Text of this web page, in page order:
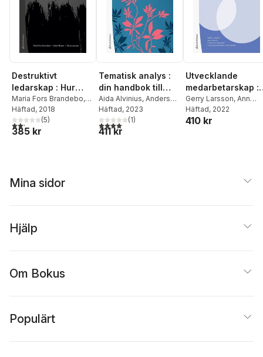
Destruktivt
ledarskap : Hur
uppkommer det?
Vilka effekter får
det? Vad kan man
göra åt det?
Maria Fors Brandebo,
Sofia Nilsson
Larsson
Häftad, 2018
2,2utav 5 stjärnor. Totalt antal röster:
(5)
385 kr
Tematisk analys :
din handbok till
fascinerande
vetenskap
Aida Alvinius, Anders
Borglund,Gerry
Larsson
Häftad, 2023
4,0utav 5 stjärnor. Totalt antal röster:
(1)
411 kr
Utvecklande
medarbetarskap :
när
medarbetarskap
och ledarskap
Gerry Larsson, Ann
Zander,Marianne
Lönngren
Häftad, 2022
410 kr
Mina sidor
Hjälp
Om Bokus
Populärt